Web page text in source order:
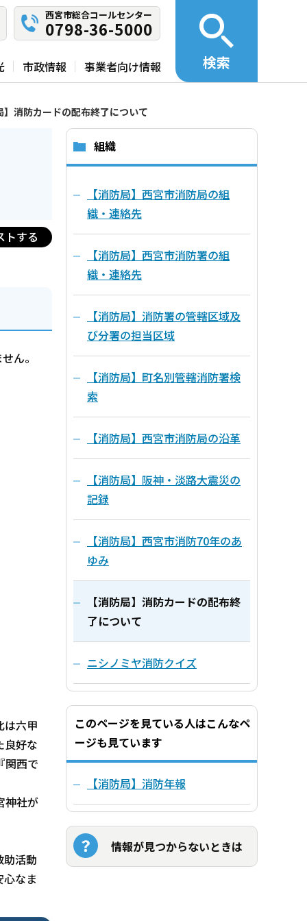
西宮市総合コールセンター
0798-36-5000
市政情報 事業者向け情報 検索
】消防カードの配布終了について
トする
ん。
は六甲
良好な
関西で
神社が
助活動
なま
組織
【消防局】西宮市消防局の組
織・連絡先
【消防局】西宮市消防署の組
織・連絡先
【消防局】消防署の管轄区域及
び分署の担当区域
【消防局】町名別管轄消防署検
索
【消防局】西宮市消防局の沿革
【消防局】阪神・淡路大震災の
記録
【消防局】西宮市消防70年のあ
ゆみ
【消防局】消防カードの配布終
了について
ニシノミヤ消防クイズ
このページを見ている人はこんなペ
ージも見ています
【消防局】消防年報
情報が見つからないときは